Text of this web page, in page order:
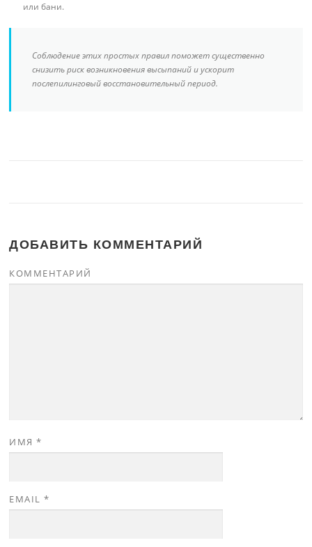
или бани.
Соблюдение этих простых правил поможет существенно
снизить риск возникновения высыпаний и ускорит
послепилинговый восстановительный период.
ДОБАВИТЬ КОММЕНТАРИЙ
КОММЕНТАРИЙ
ИМЯ*
EMAIL*